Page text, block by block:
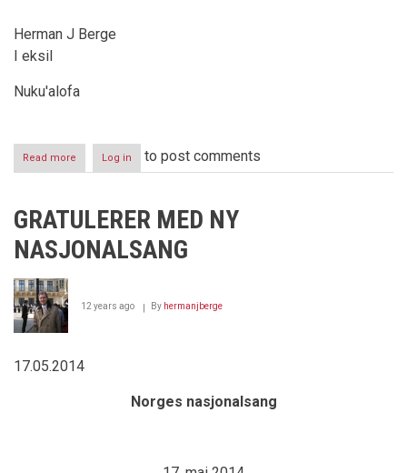
Herman J Berge
I eksil
Nuku'alofa
Read more
Jens
samfunnsbygger
fred
krig
Log in to post comments
GRATULERER MED NY
NASJONALSANG
12 years ago By hermanjberge
17.05.2014
Norges nasjonalsang